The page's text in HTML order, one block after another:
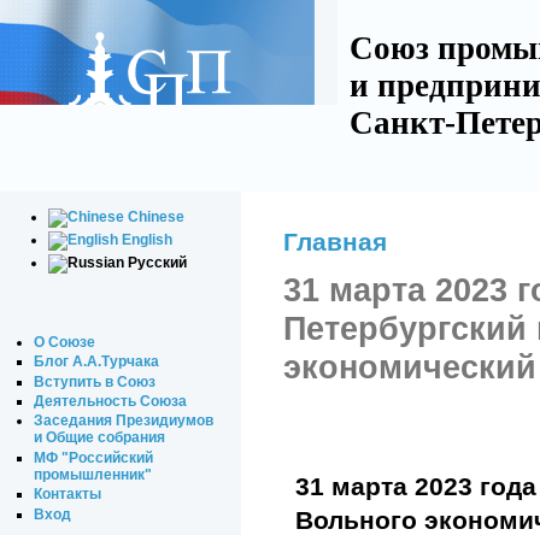
Союз
и
Санкт-
Chinese
English
Русский
О Союзе
Блог А.А.Турчака
Вступить в Союз
Деятельность Союза
Заседания Президиумов
и Общие собрания
МФ "Российский
промышленник"
Контакты
Вход
Главная
31 марта 2023
31 марта 2023
Вольного